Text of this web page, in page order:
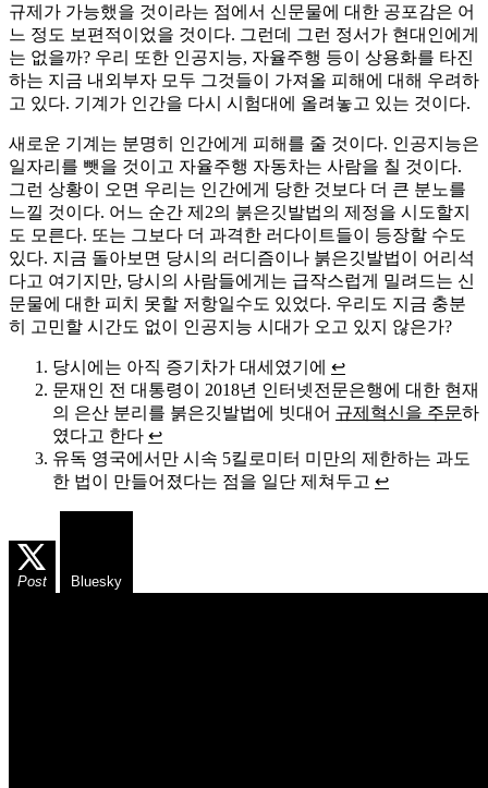
규제가 가능했을 것이라는 점에서 신문물에 대한 공포감은 어
느 정도 보편적이었을 것이다. 그런데 그런 정서가 현대인에게
는 없을까? 우리 또한 인공지능, 자율주행 등이 상용화를 타진
하는 지금 내외부자 모두 그것들이 가져올 피해에 대해 우려하
고 있다. 기계가 인간을 다시 시험대에 올려놓고 있는 것이다.
새로운 기계는 분명히 인간에게 피해를 줄 것이다. 인공지능은
일자리를 뺏을 것이고 자율주행 자동차는 사람을 칠 것이다.
그런 상황이 오면 우리는 인간에게 당한 것보다 더 큰 분노를
느낄 것이다. 어느 순간 제2의 붉은깃발법의 제정을 시도할지
도 모른다. 또는 그보다 더 과격한 러다이트들이 등장할 수도
있다. 지금 돌아보면 당시의 러디즘이나 붉은깃발법이 어리석
다고 여기지만, 당시의 사람들에게는 급작스럽게 밀려드는 신
문물에 대한 피치 못할 저항일수도 있었다. 우리도 지금 충분
히 고민할 시간도 없이 인공지능 시대가 오고 있지 않은가?
당시에는 아직 증기차가 대세였기에 ↩
문재인 전 대통령이 2018년 인터넷전문은행에 대한 현재
의 은산 분리를 붉은깃발법에 빗대어 규제혁신을 주문하
였다고 한다 ↩
유독 영국에서만 시속 5킬로미터 미만의 제한하는 과도
한 법이 만들어졌다는 점을 일단 제쳐두고 ↩
Post Bluesky